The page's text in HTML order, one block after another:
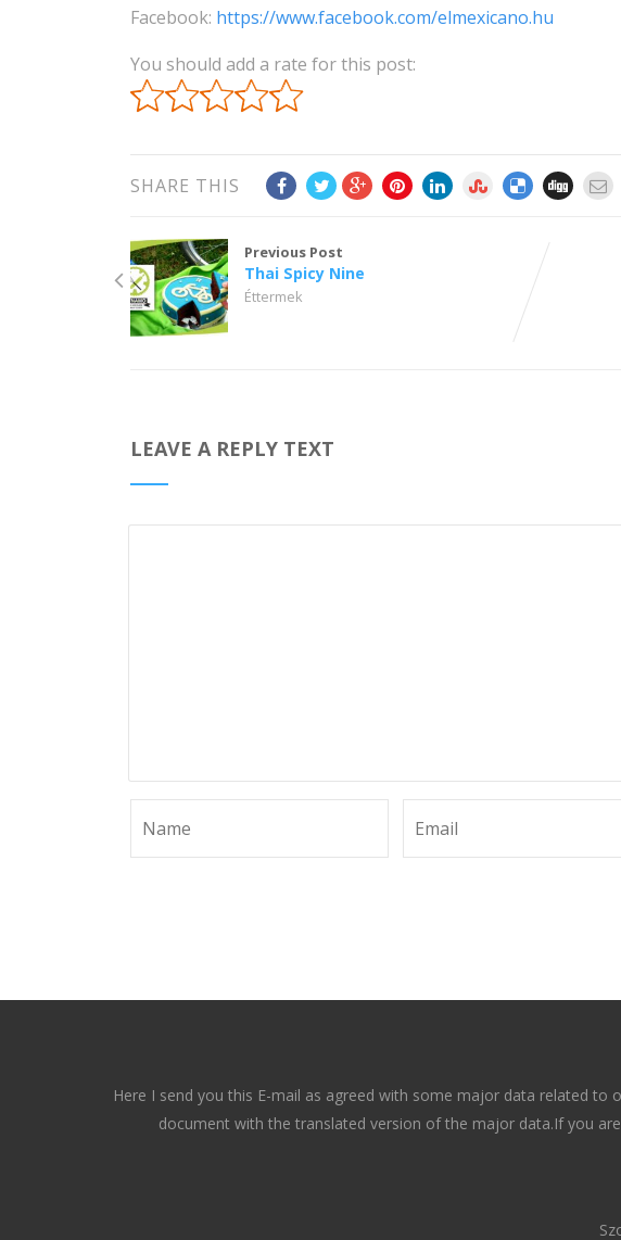
Facebook: https://www.facebook.com/elmexicano.hu
You should add a rate for this post:
SHARE THIS
Previous Post
Thai Spicy Nine
Éttermek
LEAVE A REPLY TEXT
Here I send you this E-mail as agreed with some major data related
document with the translated version of the major data.If you